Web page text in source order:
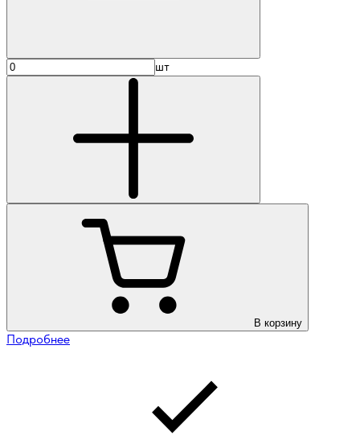
шт
В корзину
Подробнее